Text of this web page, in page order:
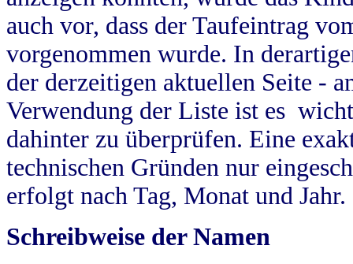
auch vor, dass der Taufeintrag
vorgenommen wurde. In
der derzeitigen aktuellen Seite -
Verwendung der Liste ist es
dahinter zu überprüfen. Eine
technischen Gründen nur
erfolgt nach Tag, Monat und Jahr.
Schreibweise der Namen